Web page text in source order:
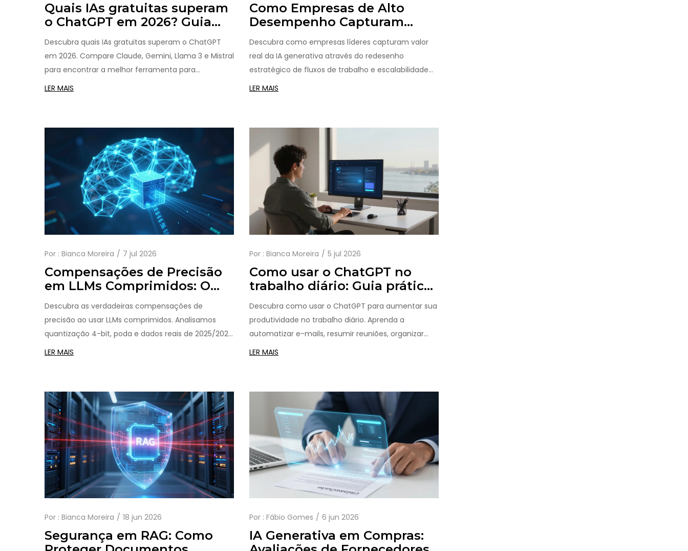
Quais IAs gratuitas superam
o ChatGPT em 2026? Guia
Comparativo
Descubra quais IAs gratuitas superam o ChatGPT
em 2026. Compare Claude, Gemini, Llama 3 e Mistral
para encontrar a melhor ferramenta para
codificação, escrita e análise de dados.
LER MAIS
Como Empresas de Alto
Desempenho Capturam
Valor da IA Generativa:
Redesenho de Fluxos e
Escala
Descubra como empresas líderes capturam valor
real da IA generativa através do redesenho
estratégico de fluxos de trabalho e escalabilidade
técnica, superando a taxa de fracasso de 95%.
LER MAIS
Por : Bianca Moreira 7 jul 2026
Compensações de Precisão
em LLMs Comprimidos: O
Que Esperar
Descubra as verdadeiras compensações de
precisão ao usar LLMs comprimidos. Analisamos
quantização 4-bit, poda e dados reais de 2025/2026
para ajudar você a decidir se a compressão vale a
LER MAIS
Por : Bianca Moreira 5 jul 2026
Como usar o ChatGPT no
trabalho diário: Guia prático
para produtividade
Descubra como usar o ChatGPT para aumentar sua
produtividade no trabalho diário. Aprenda a
automatizar e-mails, resumir reuniões, organizar
agendas e analisar dados com prompts eficazes.
LER MAIS
Por : Bianca Moreira 18 jun 2026
Segurança em RAG: Como
Por : Fábio Gomes 6 jun 2026
IA Generativa em Compras: